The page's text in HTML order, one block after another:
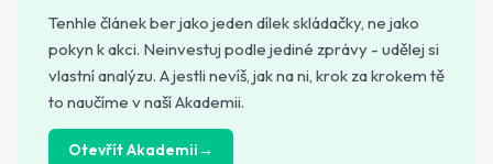
Tenhle článek ber jako jeden dílek skládačky, ne jako
pokyn k akci. Neinvestuj podle jediné zprávy - udělej si
vlastní analýzu. A jestli nevíš, jak na ni, krok za krokem tě
to naučíme v naší Akademii.
Otevřít Akademii→